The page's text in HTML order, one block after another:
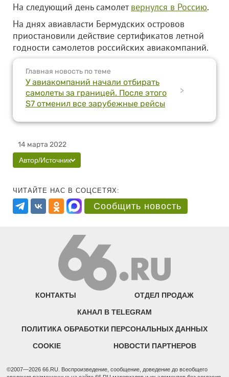
На следующий день самолетвернулся в Россию.
На днях авиавласти Бермудских островов
приостановили действие сертификатов летной
годности самолетов российских авиакомпаний.
Главная новость по теме
У авиакомпаний начали отбирать
самолеты за границей. После этого
S7 отменил все зарубежные рейсы
>
14 марта 2022
Автор/Источник
ЧИТАЙТЕ НАС В СОЦСЕТЯХ:
Сообщить новость
КОНТАКТЫ ОТДЕЛ ПРОДАЖ
КАНАЛ В TELEGRAM
ПОЛИТИКА ОБРАБОТКИ ПЕРСОНАЛЬНЫХ ДАННЫХ
COOKIE НОВОСТИ ПАРТНЕРОВ
©2007—2026 66.RU. Воспроизведение, сообщение, доведение до всеобщего